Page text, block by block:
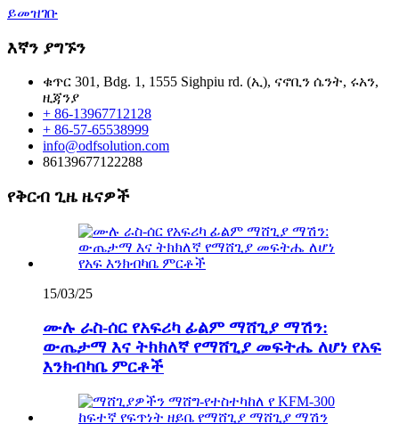
ይመዝገቡ
እኛን ያግኙን
ቁጥር 301, Bdg. 1, 1555 Sighpiu rd. (ኢ), ናኖቢን ሴንት, ሩአን,
ዚጃንያ
+ 86-13967712128
+ 86-57-65538999
info@odfsolution.com
86139677122288
የቅርብ ጊዜ ዜናዎች
15/03/25
ሙሉ ራስ-ሰር የአፍሪካ ፊልም ማሸጊያ ማሽን:
ውጤታማ እና ትክክለኛ የማሸጊያ መፍትሔ ለሆነ የአፍ
እንክብካቤ ምርቶች